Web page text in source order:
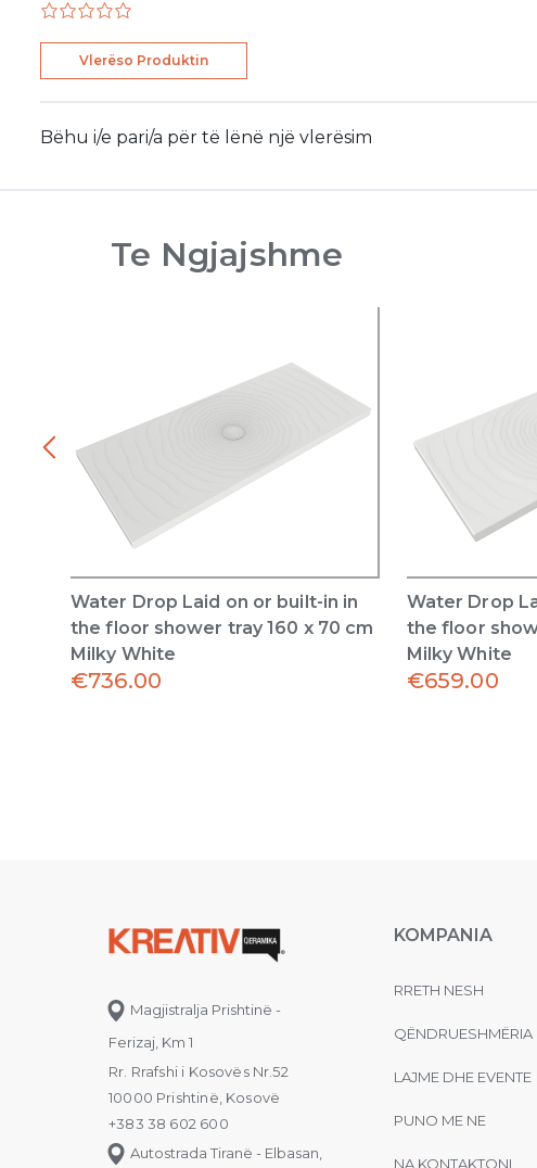
Vlerëso Produktin
Bëhu i/e pari/a për të lënë një vlerësim
Te Ngjajshme
Water Drop Laid on or built-in in
the floor shower tray 160 x 70 cm
Milky White
€736.00
Water Drop
the floor
Milky White
€659.00
Magjistralja Prishtinë -
Ferizaj, Km 1
Rr. Rrafshi i Kosovës Nr.52
10000 Prishtinë, Kosovë
+383 38 602 600
Autostrada Tiranë - Elbasan,
KOMPANIA
RRETH NESH
QËNDRUESHMËRIA
LAJME DHE EVENTE
PUNO ME NE
NA KONTAKTONI